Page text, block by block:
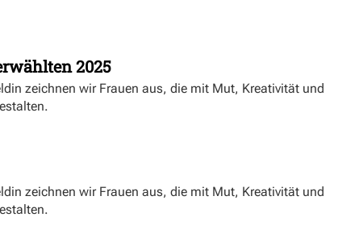
2025
zeichnen wir Frauen aus, die mit Mut, Kreativität und
zeichnen wir Frauen aus, die mit Mut, Kreativität und